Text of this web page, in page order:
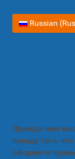
Выберите язык
Russian
Прежде чем
поводу того,
оформите